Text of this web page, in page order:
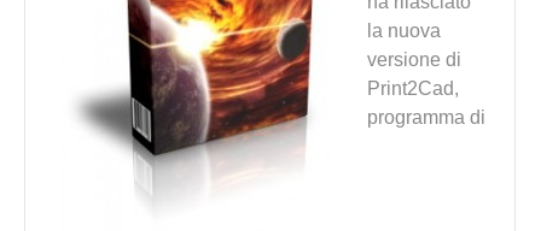
la nuova
versione di
Print2Cad,
programma di